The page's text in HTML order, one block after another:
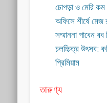
চোপড়া ও মেরি কম
অফিসে শীর্ষে মেজ
সম্মাননা পাবেন বব
চলচ্চিত্র উৎসব:
প্রিমিয়াম
তারুণ্য